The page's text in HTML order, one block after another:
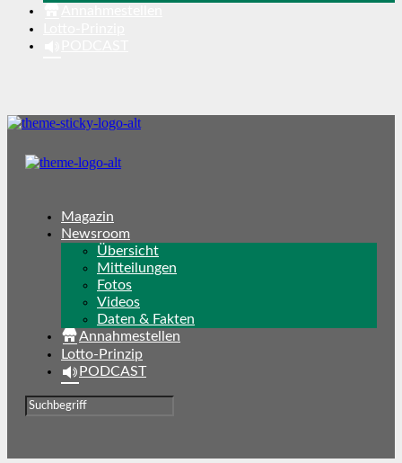
Magazin
Newsroom
Übersicht
Mitteilungen
Fotos
Videos
Daten & Fakten
Annahmestellen
Lotto-Prinzip
PODCAST